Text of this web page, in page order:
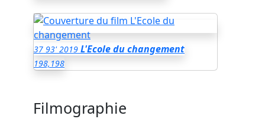
37 93' 2019 L'Ecole du changement
198,198
Filmographie